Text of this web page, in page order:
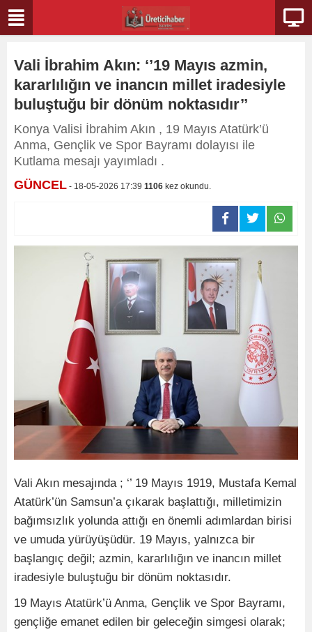
Vali İbrahim Akın: ‘’19 Mayıs azmin,
kararlılığın ve inancın millet iradesiyle
buluştuğu bir dönüm noktasıdır’’
Konya Valisi İbrahim Akın , 19 Mayıs Atatürk’ü
Anma, Gençlik ve Spor Bayramı dolayısı ile
Kutlama mesajı yayımladı .
GÜNCEL - 18-05-2026 17:39 1106 kez okundu.
Vali Akın mesajında ; ‘’ 19 Mayıs 1919, Mustafa Kemal
Atatürk’ün Samsun’a çıkarak başlattığı, milletimizin
bağımsızlık yolunda attığı en önemli adımlardan birisi
ve umuda yürüyüşüdür. 19 Mayıs, yalnızca bir
başlangıç değil; azmin, kararlılığın ve inancın millet
iradesiyle buluştuğu bir dönüm noktasıdır.
19 Mayıs Atatürk’ü Anma, Gençlik ve Spor Bayramı,
gençliğe emanet edilen bir geleceğin simgesi olarak;